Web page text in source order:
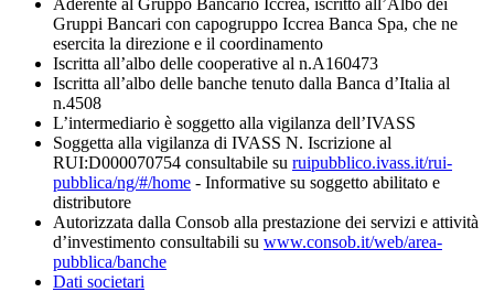
Gruppi Bancari con capogruppo Iccrea Banca Spa, che ne
esercita la direzione e il coordinamento
Iscritta all’albo delle cooperative al n.A160473
Iscritta all’albo delle banche tenuto dalla Banca d’Italia al
n.4508
L’intermediario è soggetto alla vigilanza dell’IVASS
Soggetta alla vigilanza di IVASS N. Iscrizione al
RUI:D000070754 consultabile su ruipubblico.ivass.it/rui-
pubblica/ng/#/home - Informative su soggetto abilitato e
distributore
Autorizzata dalla Consob alla prestazione dei servizi e attività
d’investimento consultabili su www.consob.it/web/area-
pubblica/banche
Dati societari